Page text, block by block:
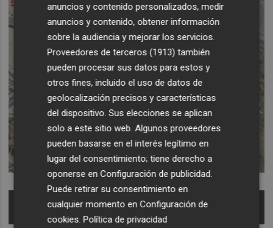
Delimitación sobre el terreno de la UE-83 que viene
de la avenida Barcelona.
anuncios y contenido personalizados, medir
anuncios y contenido, obtener información
sobre la audiencia y mejorar los servicios.
Proveedores de terceros (1913) también
pueden procesar sus datos para estos y
otros fines, incluido el uso de datos de
geolocalización precisos y características
del dispositivo. Sus elecciones se aplican
solo a este sitio web. Algunos proveedores
pueden basarse en el interés legítimo en
lugar del consentimiento; tiene derecho a
oponerse enConfiguración de publicidad
Puede retirar su consentimiento en
cualquier momento enConfiguración de
cookies .Política de privacidad